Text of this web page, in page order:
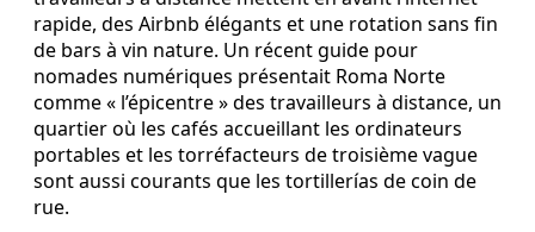
rapide, des Airbnb élégants et une rotation sans fin
de bars à vin nature. Un récent guide pour
nomades numériques présentait Roma Norte
comme « l’épicentre » des travailleurs à distance, un
quartier où les cafés accueillant les ordinateurs
portables et les torréfacteurs de troisième vague
sont aussi courants que les tortillerías de coin de
rue.